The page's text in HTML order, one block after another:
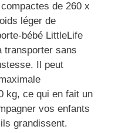
de 260 x
léger de
bébé LittleLife
transporter sans
Il peut
kg, ce qui en fait un
vos enfants
grandissent.